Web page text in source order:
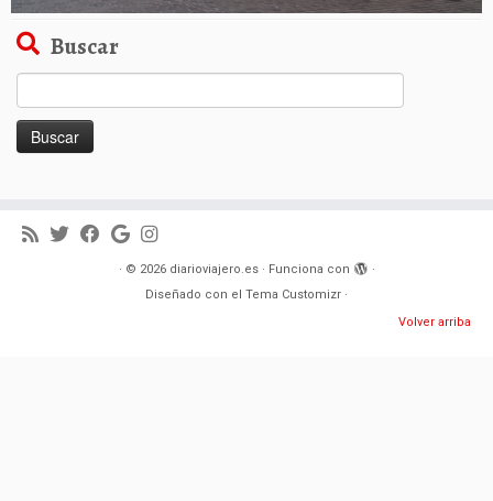
Buscar
· © 2026 diarioviajero.es· Funciona con
·
Diseñado con el Tema Customizr ·
Volver arriba